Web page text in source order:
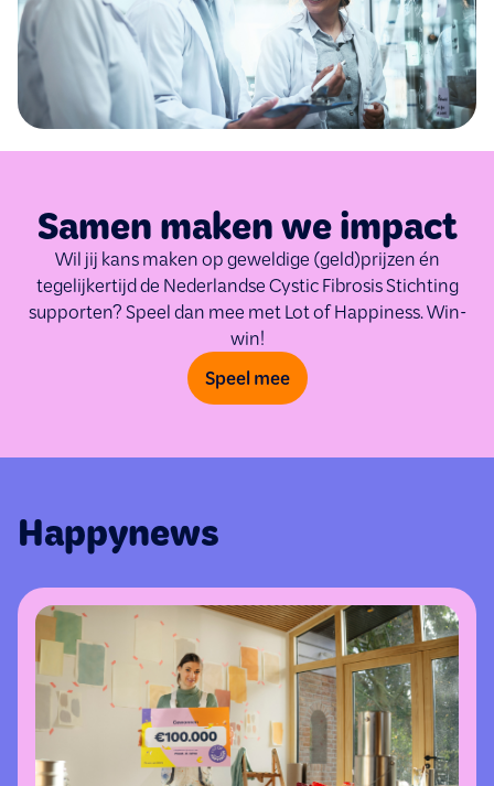
Samen maken we impact
Wil jij kans maken op geweldige (geld)prijzen én
tegelijkertijd de Nederlandse Cystic Fibrosis Stichting
supporten? Speel dan mee met Lot of Happiness. Win-
win!
Speel mee
Happynews